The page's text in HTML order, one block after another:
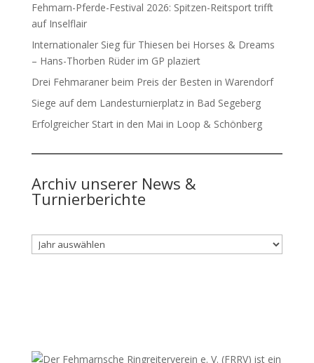
Fehmarn-Pferde-Festival 2026: Spitzen-Reitsport trifft
auf Inselflair
Internationaler Sieg für Thiesen bei Horses & Dreams
– Hans-Thorben Rüder im GP plaziert
Drei Fehmaraner beim Preis der Besten in Warendorf
Siege auf dem Landesturnierplatz in Bad Segeberg
Erfolgreicher Start in den Mai in Loop & Schönberg
Archiv unserer News &
Turnierberichte
Archiv